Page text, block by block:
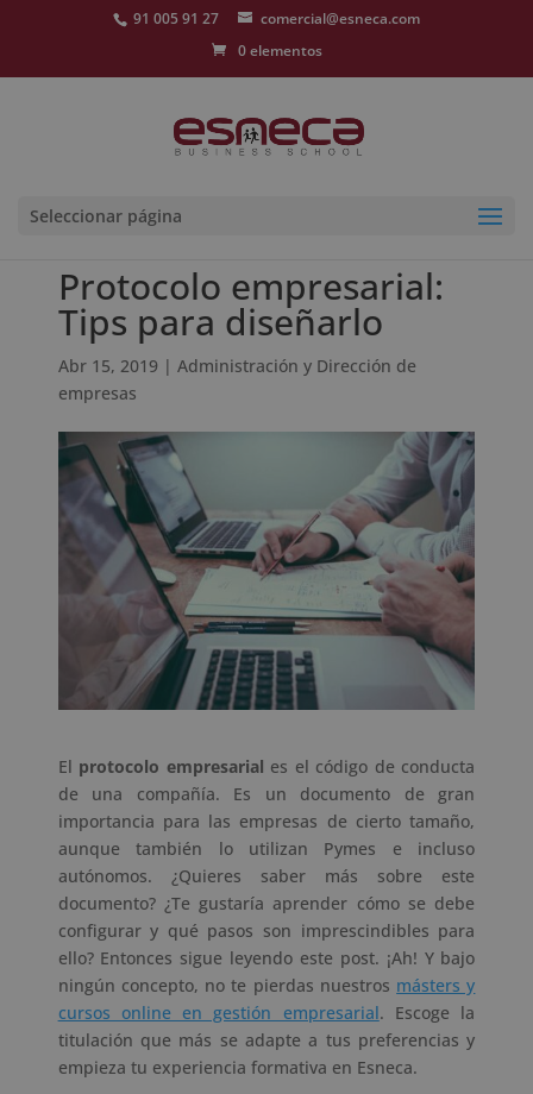
91 005 91 27
comercial@esneca.com
0 elementos
Seleccionar página
Protocolo empresarial:
Tips para diseñarlo
Abr 15, 2019 | Administración y Dirección de
empresas
El protocolo empresarial es el código de conducta
de una compañía. Es un documento de gran
importancia para las empresas de cierto tamaño,
aunque también lo utilizan Pymes e incluso
autónomos. ¿Quieres saber más sobre este
documento? ¿Te gustaría aprender cómo se debe
configurar y qué pasos son imprescindibles para
ello? Entonces sigue leyendo este post. ¡Ah! Y bajo
ningún concepto, no te pierdas nuestros másters y
cursos online en gestión empresarial. Escoge la
titulación que más se adapte a tus preferencias y
empieza tu experiencia formativa en Esneca.